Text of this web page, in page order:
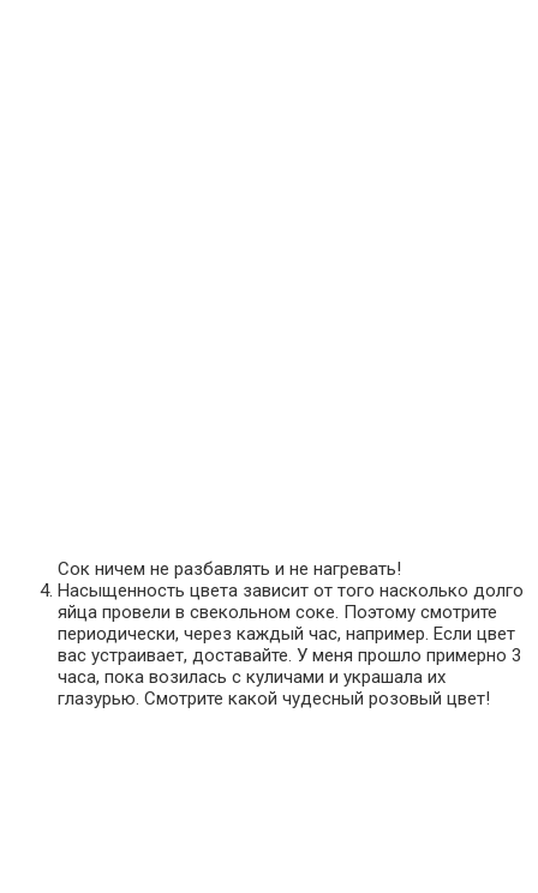
Сок ничем не разбавлять и не нагревать!
Насыщенность цвета зависит от того насколько долго
яйца провели в свекольном соке. Поэтому смотрите
периодически, через каждый час, например. Если цвет
вас устраивает, доставайте. У меня прошло примерно 3
часа, пока возилась с куличами и украшала их
глазурью. Смотрите какой чудесный розовый цвет!